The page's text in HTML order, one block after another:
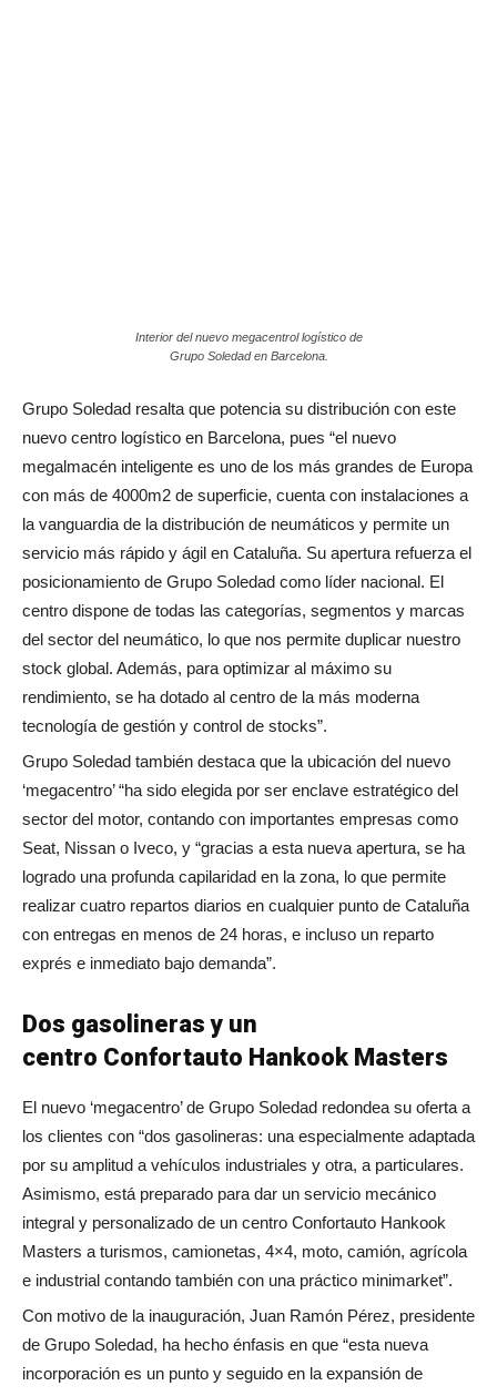
Interior del nuevo megacentrol logístico de
Grupo Soledad en Barcelona.
Grupo Soledad resalta que potencia su distribución con este
nuevo centro logístico en Barcelona, pues “el nuevo
megalmacén inteligente es uno de los más grandes de Europa
con más de 4000m2 de superficie, cuenta con instalaciones a
la vanguardia de la distribución de neumáticos y permite un
servicio más rápido y ágil en Cataluña. Su apertura refuerza el
posicionamiento de Grupo Soledad como líder nacional. El
centro dispone de todas las categorías, segmentos y marcas
del sector del neumático, lo que nos permite duplicar nuestro
stock global. Además, para optimizar al máximo su
rendimiento, se ha dotado al centro de la más moderna
tecnología de gestión y control de stocks”.
Grupo Soledad también destaca que la ubicación del nuevo
‘megacentro’ “ha sido elegida por ser enclave estratégico del
sector del motor, contando con importantes empresas como
Seat, Nissan o Iveco, y “gracias a esta nueva apertura, se ha
logrado una profunda capilaridad en la zona, lo que permite
realizar cuatro repartos diarios en cualquier punto de Cataluña
con entregas en menos de 24 horas, e incluso un reparto
exprés e inmediato bajo demanda”.
Dos gasolineras y un
centro Confortauto Hankook Masters
El nuevo ‘megacentro’ de Grupo Soledad redondea su oferta a
los clientes con “dos gasolineras: una especialmente adaptada
por su amplitud a vehículos industriales y otra, a particulares.
Asimismo, está preparado para dar un servicio mecánico
integral y personalizado de un centro Confortauto Hankook
Masters a turismos, camionetas, 4×4, moto, camión, agrícola
e industrial contando también con una práctico minimarket”.
Con motivo de la inauguración, Juan Ramón Pérez, presidente
de Grupo Soledad, ha hecho énfasis en que “esta nueva
incorporación es un punto y seguido en la expansión de